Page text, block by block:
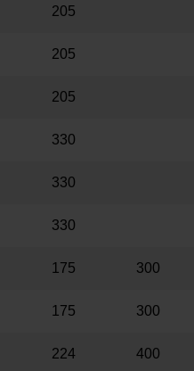
205
205
205
330
330
330
175 300
175 300
224 400